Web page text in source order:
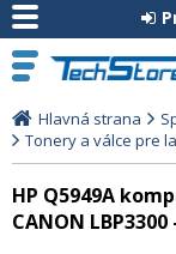
Hlavná strana
Tonery a válce pre
HP Q5949A
CANON